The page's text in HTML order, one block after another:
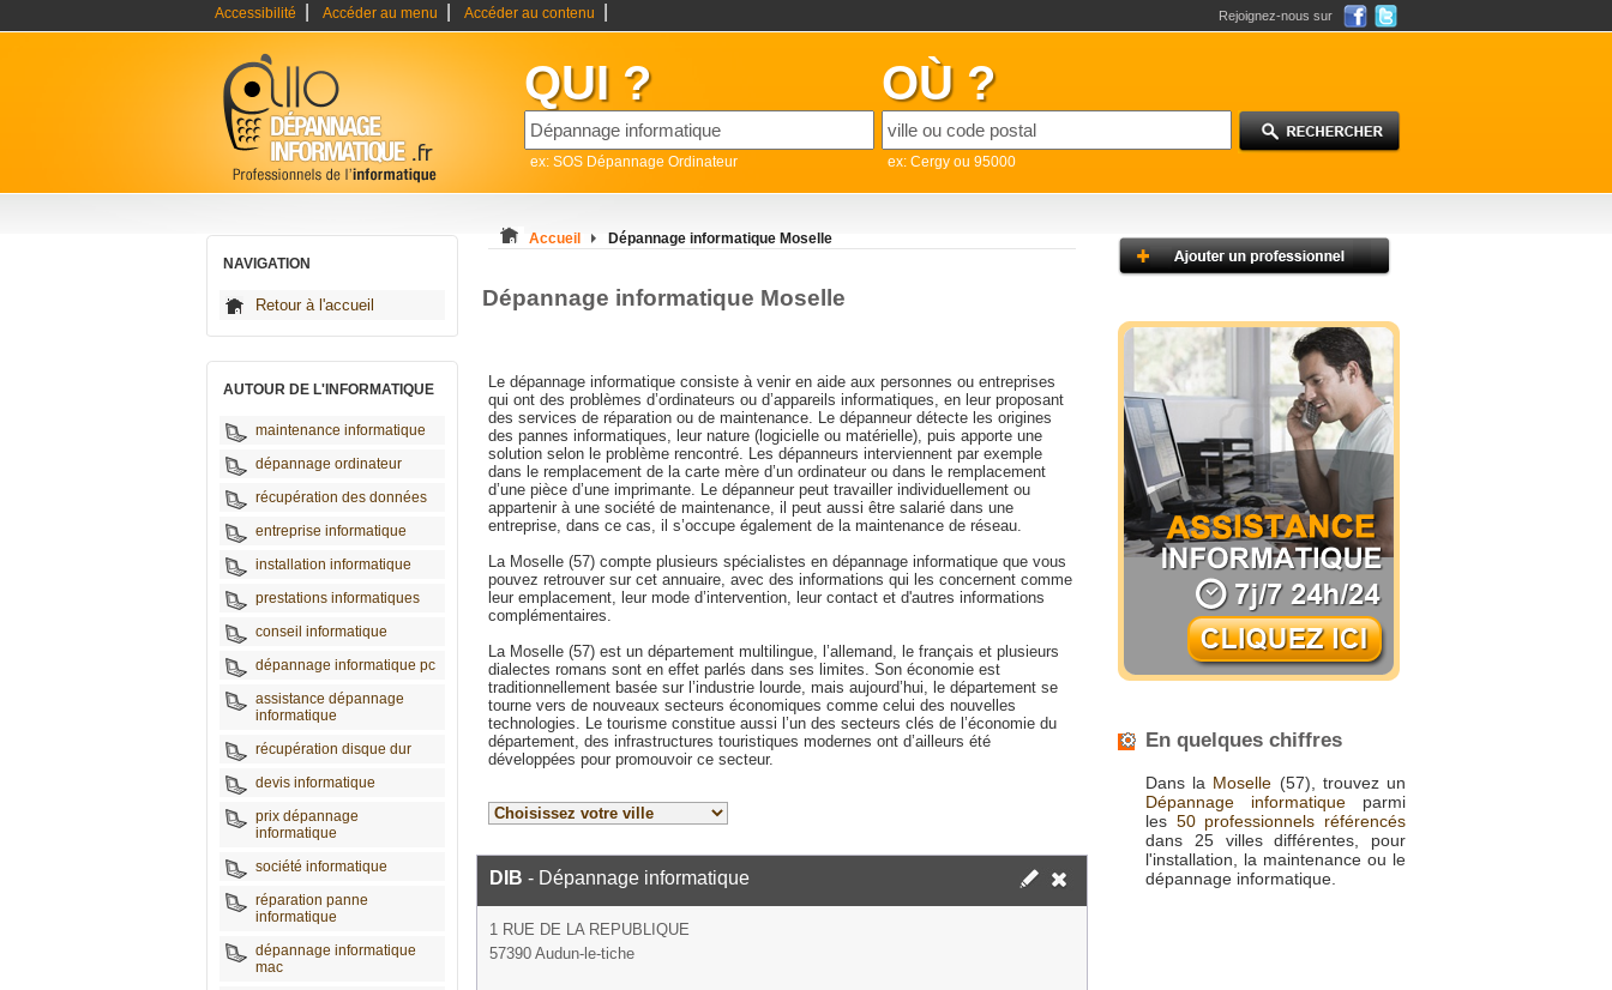
Accessibilité Accéder au menu Accéder au contenu Rejoignez-nous sur
QUI ?
ex: SOS Dépannage Ordinateur
OÙ ?
ex: Cergy ou 95000
NAVIGATION
Retour à l'accueil
AUTOUR DE L'INFORMATIQUE
maintenance informatique
dépannage ordinateur
récupération des données
entreprise informatique
installation informatique
prestations informatiques
conseil informatique
dépannage informatique pc
assistance dépannage
informatique
récupération disque dur
devis informatique
prix dépannage
informatique
société informatique
réparation panne
informatique
dépannage informatique
mac
Accueil Dépannage informatique Moselle
Dépannage informatique Moselle
Le dépannage informatique consiste à venir en aide aux personnes ou entreprises
qui ont des problèmes d’ordinateurs ou d’appareils informatiques, en leur proposant
des services de réparation ou de maintenance. Le dépanneur détecte les origines
des pannes informatiques, leur nature (logicielle ou matérielle), puis apporte une
solution selon le problème rencontré. Les dépanneurs interviennent par exemple
dans le remplacement de la carte mère d’un ordinateur ou dans le remplacement
d’une pièce d’une imprimante. Le dépanneur peut travailler individuellement ou
appartenir à une société de maintenance, il peut aussi être salarié dans une
entreprise, dans ce cas, il s’occupe également de la maintenance de réseau.
La Moselle (57) compte plusieurs spécialistes en dépannage informatique que vous
pouvez retrouver sur cet annuaire, avec des informations qui les concernent comme
leur emplacement, leur mode d’intervention, leur contact et d'autres informations
complémentaires.
La Moselle (57) est un département multilingue, l’allemand, le français et plusieurs
dialectes romans sont en effet parlés dans ses limites. Son économie est
traditionnellement basée sur l’industrie lourde, mais aujourd’hui, le département se
tourne vers de nouveaux secteurs économiques comme celui des nouvelles
technologies. Le tourisme constitue aussi l’un des secteurs clés de l’économie du
département, des infrastructures touristiques modernes ont d’ailleurs été
développées pour promouvoir ce secteur.
DIB - Dépannage informatique
1 RUE DE LA REPUBLIQUE
57390 Audun-le-tiche
En quelques chiffres
Dans la Moselle (57), trouvez un
Dépannage informatique parmi
les 50 professionnels référencés
dans 25 villes différentes, pour
l'installation, la maintenance ou le
dépannage informatique.